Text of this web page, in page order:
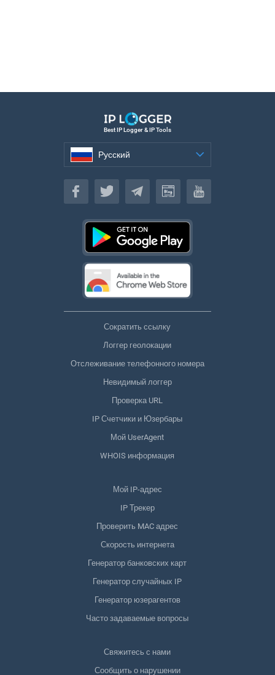
Best IP Logger & IP Tools
Русский
Русский
Сократить ссылку
Логгер геолокации
Отслеживание телефонного номера
Невидимый логгер
Проверка URL
IP Счетчики и Юзербары
Мой UserAgent
WHOIS информация
Мой IP-адрес
IP Трекер
Проверить MAC адрес
Скорость интернета
Генератор банковских карт
Генератор случайных IP
Генератор юзерагентов
Часто задаваемые вопросы
Свяжитесь с нами
Сообщить о нарушении